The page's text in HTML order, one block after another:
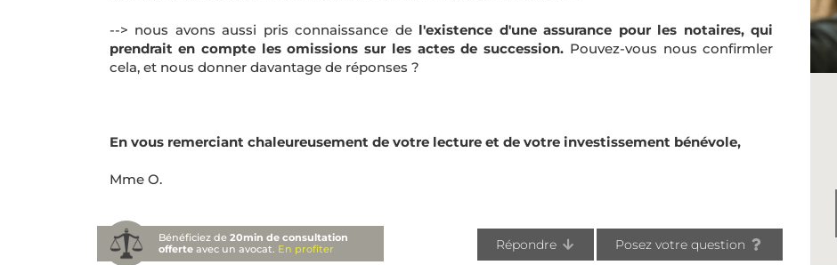
--> nous avons aussi pris connaissance del'existence d'une assurance pour les notaires, qui
prendrait en compte les omissions sur les actes de succession. Pouvez-vous nous confirmler
cela, et nous donner davantage de réponses ?
En vous remerciant chaleureusement de votre lecture et de votre investissement bénévole,
Mme O.
Bénéficiez de20min de consultation
offerte avec un avocat. En profiter Répondre Posez votre question